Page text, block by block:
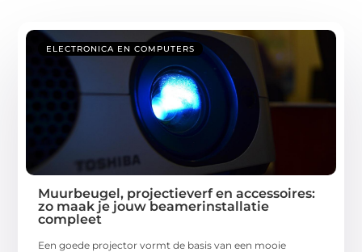
ELECTRONICA EN COMPUTERS
Muurbeugel, projectieverf en accessoires:
zo maak je jouw beamerinstallatie
compleet
Een goede projector vormt de basis van een mooie